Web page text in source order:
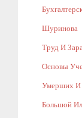
Шуринова
Труд И
Основы
Умерших И
Большой